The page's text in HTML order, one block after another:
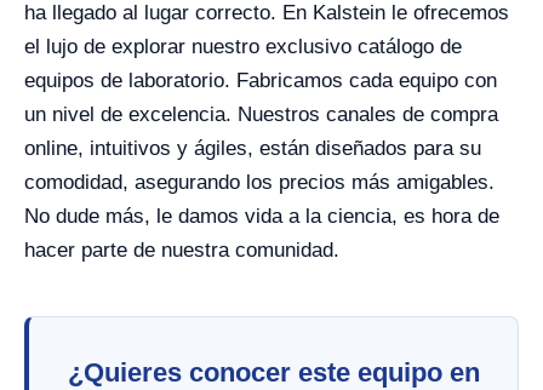
ha llegado al lugar correcto. En Kalstein le ofrecemos
el lujo de explorar nuestro exclusivo catálogo de
equipos de laboratorio. Fabricamos cada equipo con
un nivel de excelencia. Nuestros canales de compra
online, intuitivos y ágiles, están diseñados para su
comodidad, asegurando los precios más amigables.
No dude más, le damos vida a la ciencia, es hora de
hacer parte de nuestra comunidad.
¿Quieres conocer este equipo en